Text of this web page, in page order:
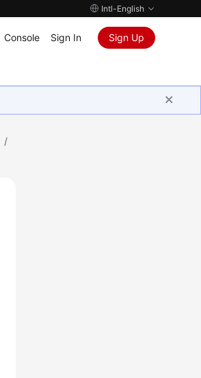
Intl-English
Console Sign In Sign Up
/